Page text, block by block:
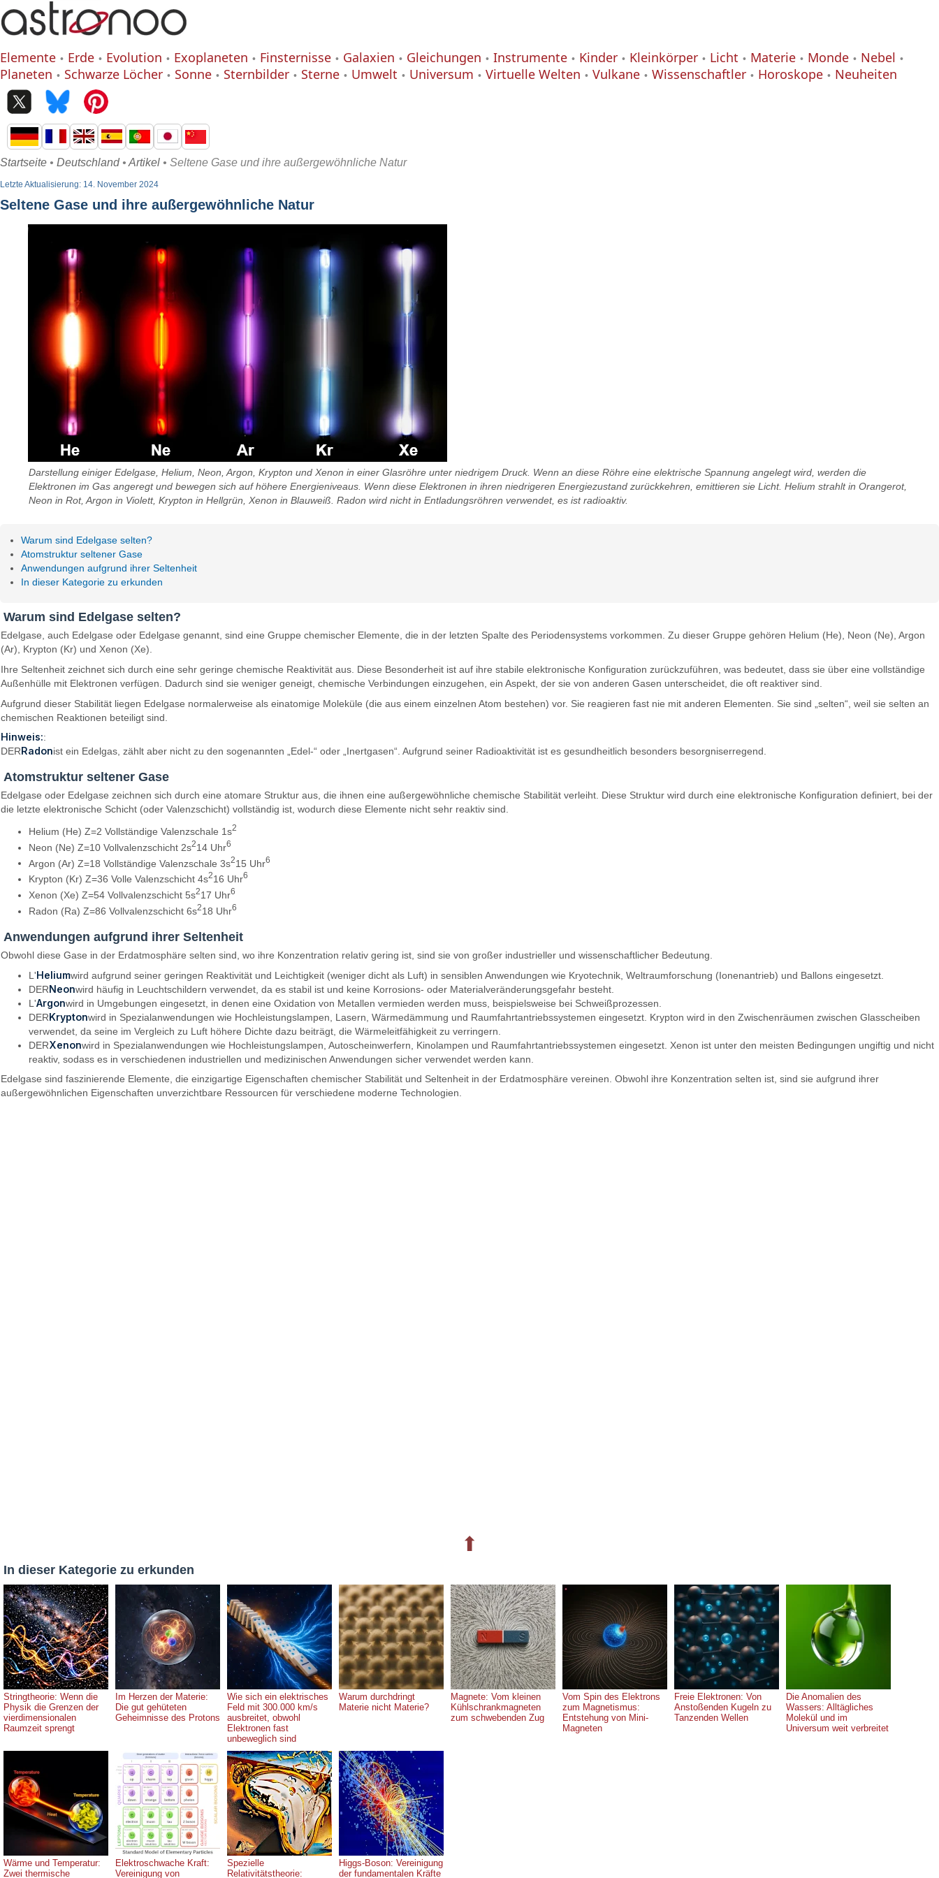
Elemente Erde Evolution Exoplaneten Finsternisse Galaxien Gleichungen Instrumente Kinder Kleinkörper Licht Materie Monde
Nebel
Planeten
Schwarze Löcher Sonne Sternbilder Sterne Umwelt Universum Virtuelle Welten Vulkane Wissenschaftler Horoskope Neuheiten
Startseite • Deutschland• Artikel • Seltene Gase und ihre außergewöhnliche Natur
Letzte Aktualisierung: 14. November 2024
Seltene Gase und ihre außergewöhnliche Natur
Darstellung einiger Edelgase, Helium, Neon, Argon, Krypton und Xenon in einer Glasröhre unter niedrigem Druck. Wenn an diese Röhre eine elektrische Spannung angelegt wird, werden die
Elektronen im Gas angeregt und bewegen sich auf höhere Energieniveaus. Wenn diese Elektronen in ihren niedrigeren Energiezustand zurückkehren, emittieren sie Licht. Helium strahlt in Orangerot,
Neon in Rot, Argon in Violett, Krypton in Hellgrün, Xenon in Blauweiß. Radon wird nicht in Entladungsröhren verwendet, es ist radioaktiv.
Warum sind Edelgase selten?
Atomstruktur seltener Gase
Anwendungen aufgrund ihrer Seltenheit
In dieser Kategorie zu erkunden
Warum sind Edelgase selten?
Edelgase, auch Edelgase oder Edelgase genannt, sind eine Gruppe chemischer Elemente, die in der letzten Spalte des Periodensystems vorkommen. Zu dieser Gruppe gehören Helium (He), Neon (Ne), Argon
(Ar), Krypton (Kr) und Xenon (Xe).
Ihre Seltenheit zeichnet sich durch eine sehr geringe chemische Reaktivität aus. Diese Besonderheit ist auf ihre stabile elektronische Konfiguration zurückzuführen, was bedeutet, dass sie über eine vollständige
Außenhülle mit Elektronen verfügen. Dadurch sind sie weniger geneigt, chemische Verbindungen einzugehen, ein Aspekt, der sie von anderen Gasen unterscheidet, die oft reaktiver sind.
Aufgrund dieser Stabilität liegen Edelgase normalerweise als einatomige Moleküle (die aus einem einzelnen Atom bestehen) vor. Sie reagieren fast nie mit anderen Elementen. Sie sind „selten“, weil sie selten an
chemischen Reaktionen beteiligt sind.
Hinweis::
DERRadonist ein Edelgas, zählt aber nicht zu den sogenannten „Edel-“ oder „Inertgasen“. Aufgrund seiner Radioaktivität ist es gesundheitlich besonders besorgniserregend.
Atomstruktur seltener Gase
Edelgase oder Edelgase zeichnen sich durch eine atomare Struktur aus, die ihnen eine außergewöhnliche chemische Stabilität verleiht. Diese Struktur wird durch eine elektronische Konfiguration definiert, bei der
die letzte elektronische Schicht (oder Valenzschicht) vollständig ist, wodurch diese Elemente nicht sehr reaktiv sind.
Helium (He) Z=2 Vollständige Valenzschale 1s2
Neon (Ne) Z=10 Vollvalenzschicht 2s214 Uhr6
Argon (Ar) Z=18 Vollständige Valenzschale 3s215 Uhr6
Krypton (Kr) Z=36 Volle Valenzschicht 4s216 Uhr6
Xenon (Xe) Z=54 Vollvalenzschicht 5s217 Uhr6
Radon (Ra) Z=86 Vollvalenzschicht 6s218 Uhr6
Anwendungen aufgrund ihrer Seltenheit
Obwohl diese Gase in der Erdatmosphäre selten sind, wo ihre Konzentration relativ gering ist, sind sie von großer industrieller und wissenschaftlicher Bedeutung.
L'Heliumwird aufgrund seiner geringen Reaktivität und Leichtigkeit (weniger dicht als Luft) in sensiblen Anwendungen wie Kryotechnik, Weltraumforschung (Ionenantrieb) und Ballons eingesetzt.
DERNeonwird häufig in Leuchtschildern verwendet, da es stabil ist und keine Korrosions- oder Materialveränderungsgefahr besteht.
L'Argonwird in Umgebungen eingesetzt, in denen eine Oxidation von Metallen vermieden werden muss, beispielsweise bei Schweißprozessen.
DERKryptonwird in Spezialanwendungen wie Hochleistungslampen, Lasern, Wärmedämmung und Raumfahrtantriebssystemen eingesetzt. Krypton wird in den Zwischenräumen zwischen Glasscheiben
verwendet, da seine im Vergleich zu Luft höhere Dichte dazu beiträgt, die Wärmeleitfähigkeit zu verringern.
DERXenonwird in Spezialanwendungen wie Hochleistungslampen, Autoscheinwerfern, Kinolampen und Raumfahrtantriebssystemen eingesetzt. Xenon ist unter den meisten Bedingungen ungiftig und nicht
reaktiv, sodass es in verschiedenen industriellen und medizinischen Anwendungen sicher verwendet werden kann.
Edelgase sind faszinierende Elemente, die einzigartige Eigenschaften chemischer Stabilität und Seltenheit in der Erdatmosphäre vereinen. Obwohl ihre Konzentration selten ist, sind sie aufgrund ihrer
außergewöhnlichen Eigenschaften unverzichtbare Ressourcen für verschiedene moderne Technologien.
⬆
In dieser Kategorie zu erkunden
Stringtheorie: Wenn die
Physik die Grenzen der
vierdimensionalen
Raumzeit sprengt
Im Herzen der Materie:
Die gut gehüteten
Geheimnisse des Protons
Wie sich ein elektrisches
Feld mit 300.000 km/s
ausbreitet, obwohl
Elektronen fast
unbeweglich sind
Warum durchdringt
Materie nicht Materie?
Magnete: Vom kleinen
Kühlschrankmagneten
zum schwebenden Zug
Vom Spin des Elektrons
zum Magnetismus:
Entstehung von Mini-
Magneten
Freie Elektronen: Von
Anstoßenden Kugeln zu
Tanzenden Wellen
Die Anomalien des
Wassers: Alltägliches
Molekül und im
Universum weit verbreitet
Wärme und Temperatur:
Zwei thermische
Elektroschwache Kraft:
Vereinigung von
Spezielle
Relativitätstheorie:
Higgs-Boson: Vereinigung
der fundamentalen Kräfte